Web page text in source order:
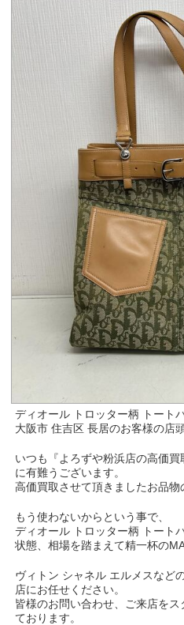
ディオール トロッター柄 トート
大阪市 住吉区 長居のお客様の店
いつも『よろずや粉浜店の高価
に有難うございます。
高価買取させて頂きましたお品物
もう使わないからという事で、
ディオール トロッター柄 トート
状態、相場を踏まえて精一杯の
ヴィトン シャネル エルメスなど
店にお任せください。
皆様のお問い合わせ、ご来店を
ております。